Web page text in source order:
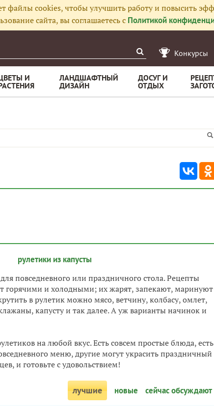
файлы cookies, чтобы улучшить работу и повысить
сайта, вы соглашаетесь с Политикой
Конкурсы
И
ЛАНДШАФТНЫЙ
ДИЗАЙН
ДОСУГ И
ОТДЫХ
рулетики из капусты
повседневного или праздничного стола. Рецепты
горячими и холодными; их жарят, запекают, маринуют
в рулетик можно мясо, ветчину, колбасу, омлет,
капусту и так далее. А уж варианты начинок и
на любой вкус. Есть совсем простые блюда, есть
меню, другие могут украсить праздничный
и готовьте с удовольствием!
лучшие новые сейчас обсуждают